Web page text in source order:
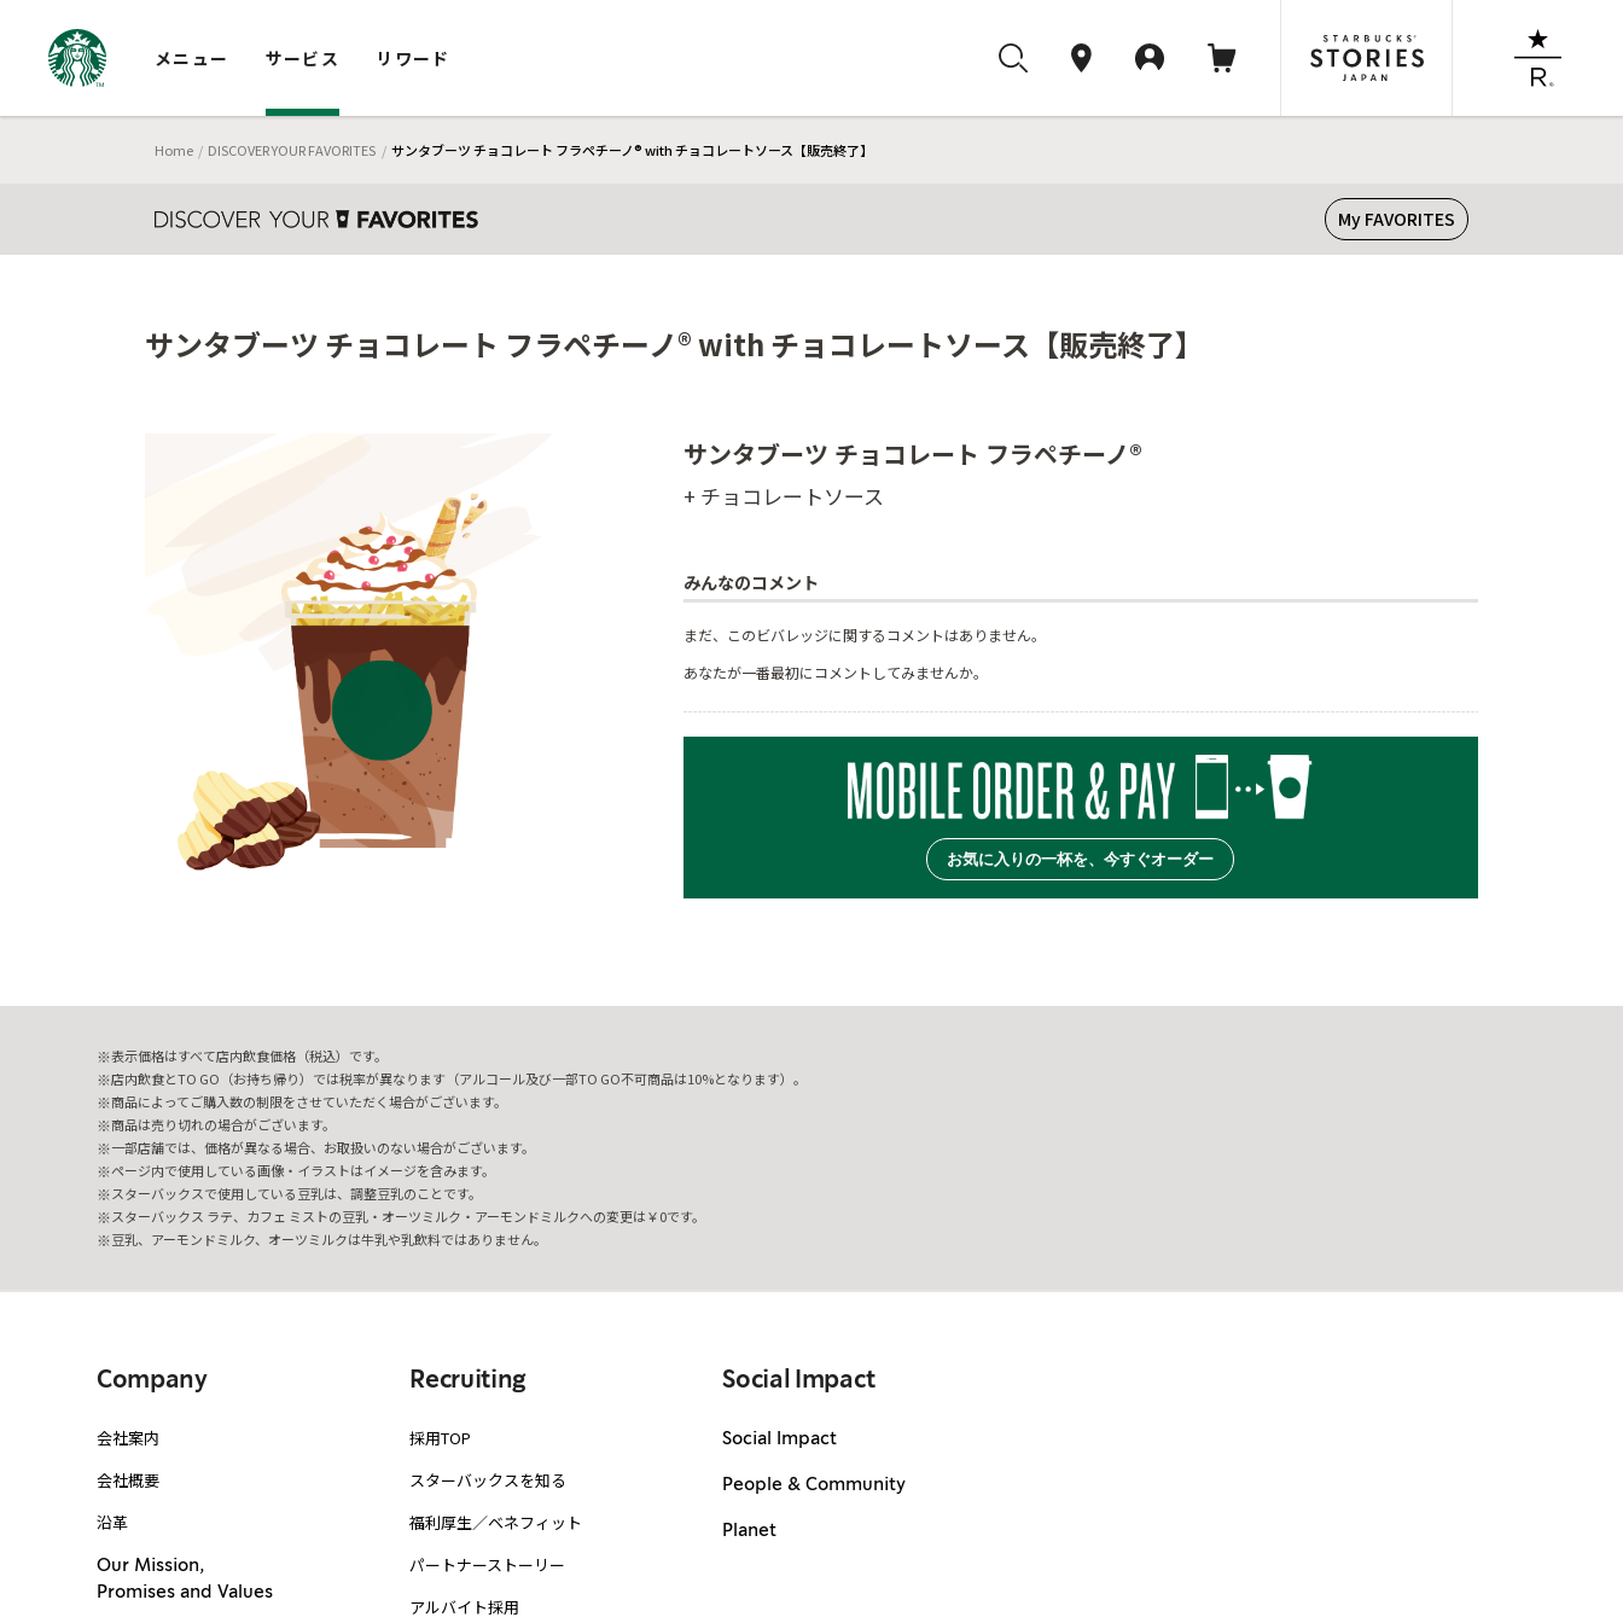
メニュー サービス リワード
Home DISCOVER YOUR FAVORITES サンタブーツ チョコレート フラペチーノ® with チョコレートソース【販売終了】
My FAVORITES
サンタブーツ チョコレート フラペチーノ® with チョコレートソース【販売終了】
サンタブーツ チョコレート フラペチーノ®
+ チョコレートソース
みんなのコメント
まだ、このビバレッジに関するコメントはありません。
あなたが一番最初にコメントしてみませんか。
お気に入りの一杯を、今すぐオーダー
表示価格はすべて店内飲食価格（税込）です。
店内飲食とTO GO（お持ち帰り）では税率が異なります（アルコール及び一部TO GO不可商品は10%となります）。
商品によってご購入数の制限をさせていただく場合がございます。
商品は売り切れの場合がございます。
一部店舗では、価格が異なる場合、お取扱いのない場合がございます。
ページ内で使用している画像・イラストはイメージを含みます。
スターバックスで使用している豆乳は、調整豆乳のことです。
スターバックス ラテ、カフェ ミストの豆乳・オーツミルク・アーモンドミルクへの変更は￥0です。
豆乳、アーモンドミルク、オーツミルクは牛乳や乳飲料ではありません。
Company
会社案内
会社概要
沿革
Our Mission,
Promises and Values
Recruiting
採用TOP
スターバックスを知る
福利厚生／ベネフィット
パートナーストーリー
アルバイト採用
Social Impact
Social Impact
People & Community
Planet